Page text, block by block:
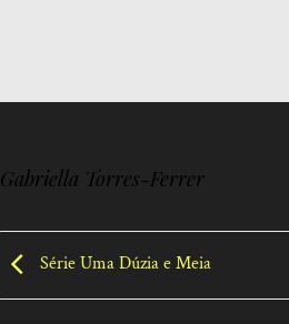
Gabriella Torres-Ferrer
Série Uma Dúzia e Meia